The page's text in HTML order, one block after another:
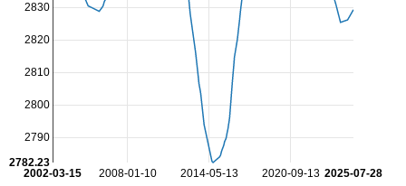
2008-01-10 2014-05-13 2020-09-13
2002-03-15 2025-07-28
2790
2800
2810
2820
2830
2782.23